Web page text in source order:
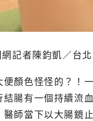
記者陳鈞凱／台北
便顏色怪怪的？！
結腸有一個持續流
師當下以大腸鏡